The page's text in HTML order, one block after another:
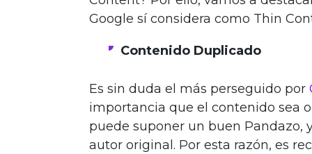
Google sí considera como Thin
Contenido Duplicado
Es sin duda el más perseguido por
importancia que el contenido sea
puede suponer un buen Pandazo,
autor original. Por esta razón, es